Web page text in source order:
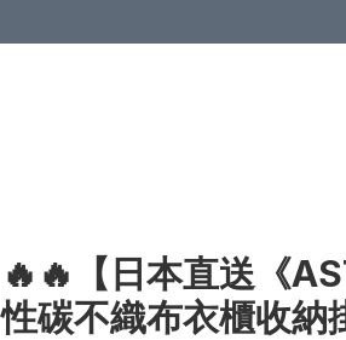
🔥🔥【日本直送《
性碳不織布衣櫃收納